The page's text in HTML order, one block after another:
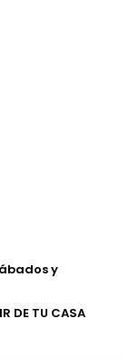
y
DE TU CASA